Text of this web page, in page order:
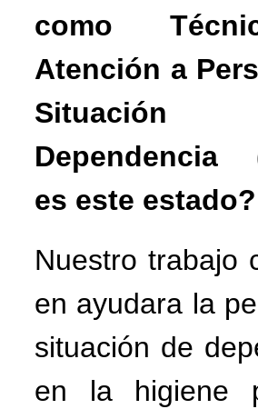
como
Atención a
Dependencia
es este estado?
Nuestro trabajo
en ayudara la
situación de
en la higiene